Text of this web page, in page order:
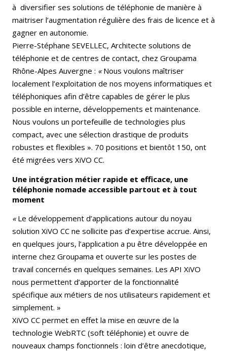
à diversifier ses solutions de téléphonie de manière à
maitriser l’augmentation régulière des frais de licence et à
gagner en autonomie.
Pierre-Stéphane SEVELLEC, Architecte solutions de
téléphonie et de centres de contact, chez Groupama
Rhône-Alpes Auvergne : «Nous voulons maîtriser
localement l’exploitation de nos moyens informatiques et
téléphoniques afin d’être capables de gérer le plus
possible en interne, développements et maintenance.
Nous voulons un portefeuille de technologies plus
compact, avec une sélection drastique de produits
robustes et flexibles ». 70 positions et bientôt 150, ont
été migrées vers XiVO CC.
Une intégration métier rapide et efficace, une
téléphonie nomade accessible partout et à tout
moment
«Le développement d’applications autour du noyau
solution XiVO CC ne sollicite pas d’expertise accrue. Ainsi,
en quelques jours, l’application a pu être développée en
interne chez Groupama et ouverte sur les postes de
travail concernés en quelques semaines. Les API XiVO
nous permettent d’apporter de la fonctionnalité
spécifique aux métiers de nos utilisateurs rapidement et
simplement. »
XiVO CC permet en effet la mise en œuvre de la
technologie WebRTC (soft téléphonie) et ouvre de
nouveaux champs fonctionnels : loin d’être anecdotique,